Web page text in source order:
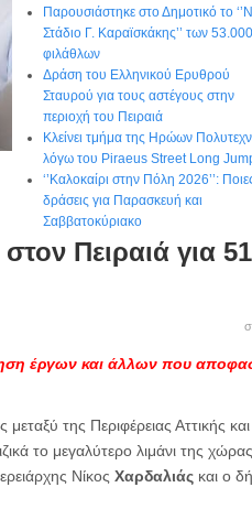
Παρουσιάστηκε στο Δημοτικό το
Στάδιο Γ. Καραϊσκάκης’’ των 53.000
φιλάθλων
Δράση του Ελληνικού Ερυθρού
Σταυρού για τους αστέγους στην
περιοχή του Πειραιά
Κλείνει τμήμα της Ηρώων
λόγω του Piraeus Street Long
‘’Καλοκαίρι στην Πόλη 2026’’:
δράσεις για Παρασκευή και
Σαββατοκύριακο
Πειραιά για
έργων και άλλων που
της Περιφέρειας Αττικής
το μεγαλύτερο λιμάνι της χώρας
Νίκος Χαρδαλιάςκαι ο